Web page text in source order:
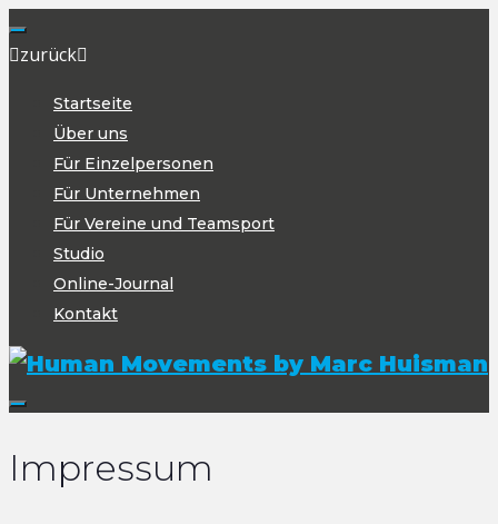
Zum Inhalt springen
zurück
Startseite
Über uns
Für Einzelpersonen
Für Unternehmen
Für Vereine und Teamsport
Studio
Online-Journal
Kontakt
Impressum